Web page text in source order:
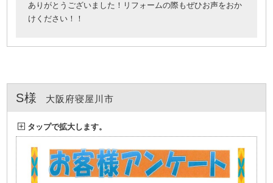
ありがとうございました！リフォームの際もぜひお声をおか
けください！！
S様 大阪府寝屋川市